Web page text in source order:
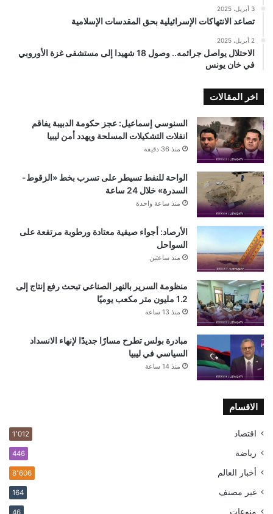
3 أبريل، 2025
تصاعد الانتهاكات الإسرائيلية بحق المقدسات الإسلامية
2 أبريل، 2025
الاحتلال يواصل جرائمه.. وصول 18 شهيدا إلى مستشفى غزة الأوروبي
في خان يونس
اخر المقالات
السنوسي إسماعيل: عجز حكومة الدبيبة يفاقم
انفلات التشكيلات المسلحة ويهدد أمن ليبيا
منذ 36 دقيقة
الواحة للنفط تسيطر على تسرب بخط «الزقوط-
السدرة» خلال 24 ساعة
منذ ساعة واحدة
الأرصاد: أجواء صيفية معتادة ورطوبة مرتفعة على
السواحل
منذ ساعتين
منظومة السرير بالنهر الصناعي تبحث رفع إنتاج إلى
1.2 مليون متر مكعب يوميًا
منذ 13 ساعة
مبادرة بولس تطرح مسارًا جديدًا لإنهاء الانسداد
السياسي في ليبيا
منذ 14 ساعة
الاقسام
اقتصاد 1٬012
رياضة 446
أخبار العالم 8٬606
غير مصنف 164
منوعات 46